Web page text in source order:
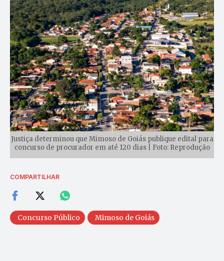
Justiça determinou que Mimoso de Goiás publique edital para
concurso de procurador em até 120 dias | Foto: Reprodução
COMPARTILHAR
Concurso Público Mimoso de Goiás